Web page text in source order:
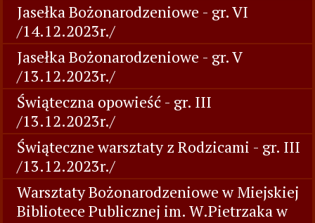
Jasełka Bożonarodzeniowe - gr. VI
/14.12.2023r./
Jasełka Bożonarodzeniowe - gr. V
/13.12.2023r./
Świąteczna opowieść - gr. III
/13.12.2023r./
Świąteczne warsztaty z Rodzicami - gr. III
/13.12.2023r./
Warsztaty Bożonarodzeniowe w Miejskiej
Bibliotece Publicznej im. W.Pietrzaka w